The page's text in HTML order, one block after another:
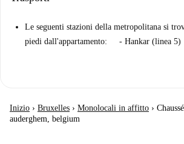
Le seguenti stazioni della metropolitana si
piedi dall'appartamento: - Hankar (linea
Inizio › Bruxelles › Monolocali in affitto ›
auderghem, belgium